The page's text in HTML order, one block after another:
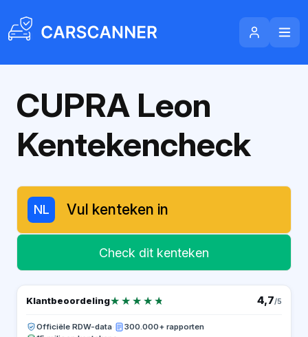
CUPRA Leon
Kentekencheck
NL
Check dit kenteken
Klantbeoordeling★★★★★
★★★★★ 4,7/5
Officiële RDW-data·
300.000+ rapporten